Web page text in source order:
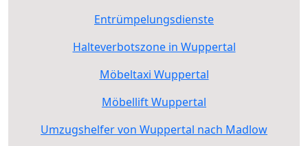
Entrümpelungsdienste
Halteverbotszone in Wuppertal
Möbeltaxi Wuppertal
Möbellift Wuppertal
Umzugshelfer von Wuppertal nach Madlow